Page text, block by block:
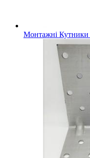
Монтажні Кутники